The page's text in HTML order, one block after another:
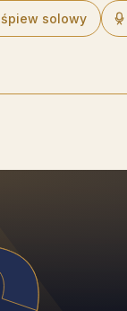
śpiew solowy